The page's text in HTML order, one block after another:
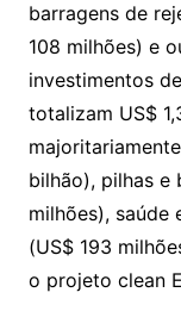
barragens de
108 milhões) e
investimentos
totalizam US$
bilhão), pilhas e
milhões), saúde
(US$ 193
o projeto clean